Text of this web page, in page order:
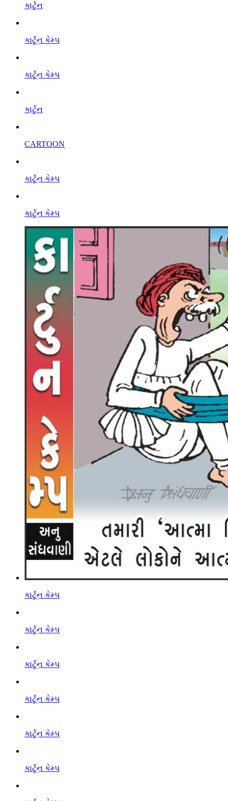
કાર્ટુન
કાર્ટૂન કેમ્પ
કાર્ટૂન કેમ્પ
કાર્ટુન
CARTOON
કાર્ટૂન કેમ્પ
કાર્ટૂન કેમ્પ
કાર્ટૂન કેમ્પ
કાર્ટૂન કેમ્પ
કાર્ટૂન કેમ્પ
કાર્ટૂન કેમ્પ
કાર્ટૂન કેમ્પ
કાર્ટૂન કેમ્પ